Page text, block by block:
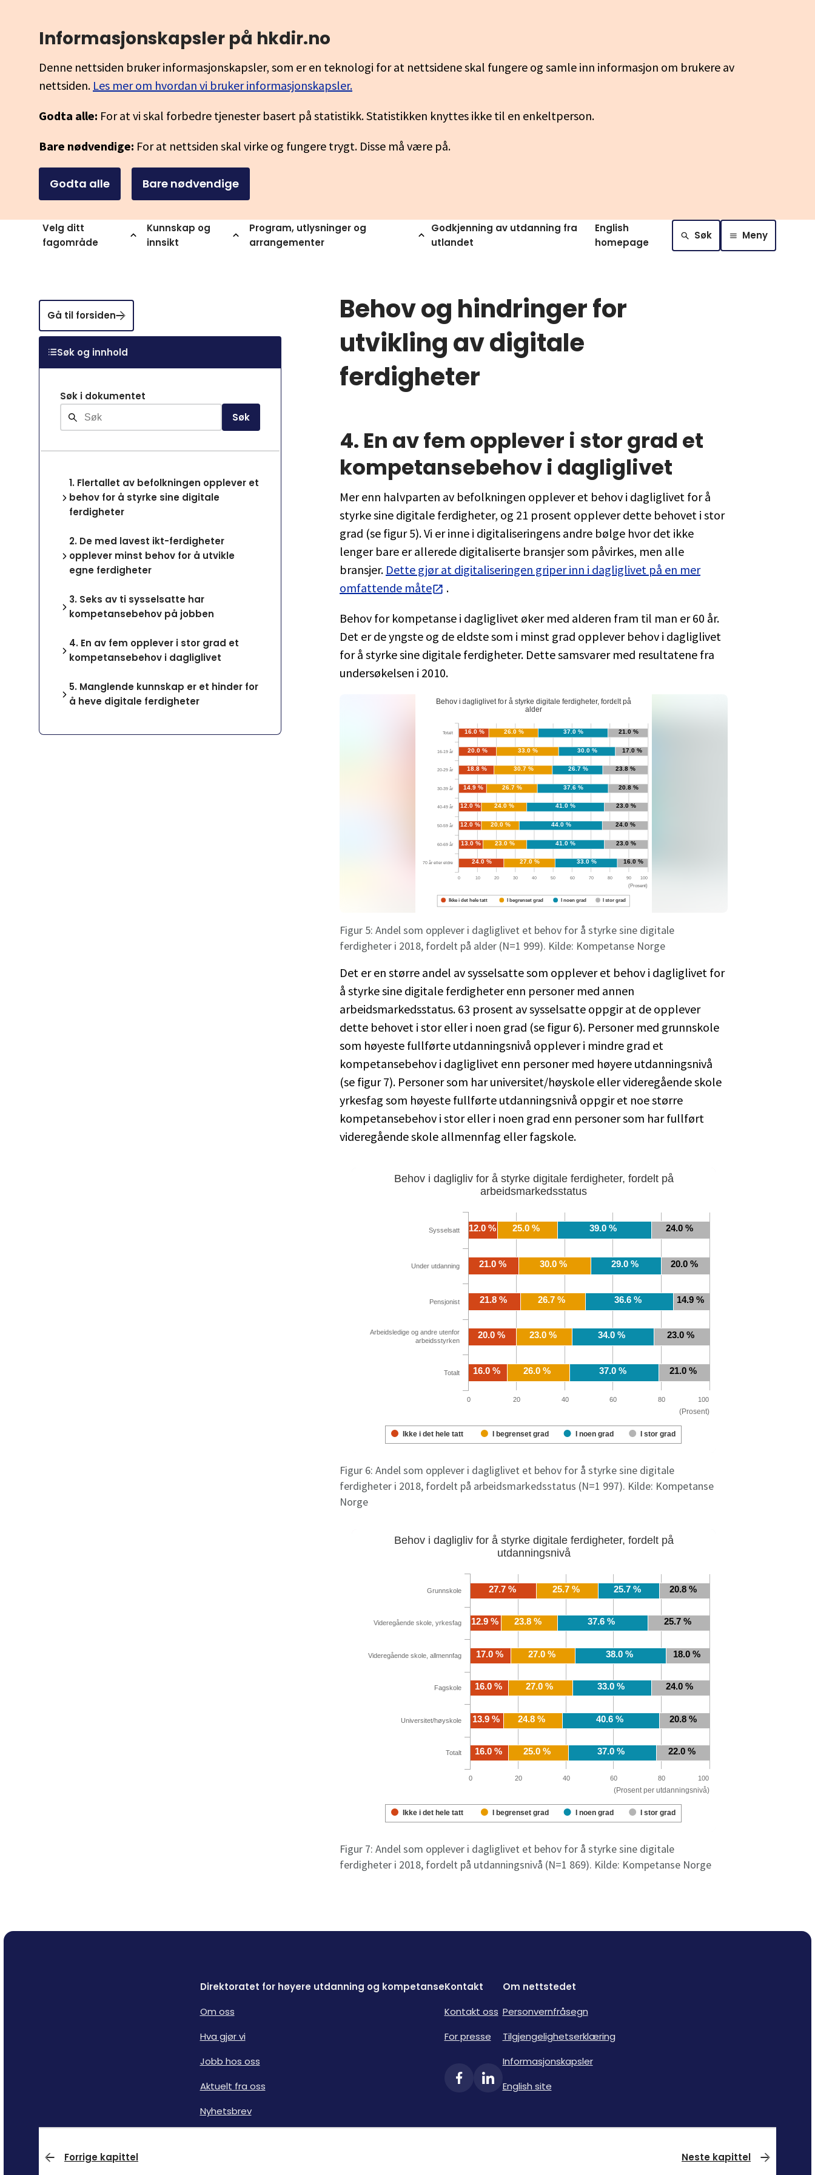
Informasjonskapsler på hkdir.no
Denne nettsiden bruker informasjonskapsler, som er en teknologi for at nettsidene skal fungere og samle inn informasjon om brukere av
nettsiden. Les mer om hvordan vi bruker informasjonskapsler.
Godta alle: For at vi skal forbedre tjenester basert på statistikk. Statistikken knyttes ikke til en enkeltperson.
Bare nødvendige: For at nettsiden skal virke og fungere trygt. Disse må være på.
Godta alle Bare nødvendige
Velg ditt
fagområde
Kunnskap og
innsikt
Program, utlysninger og
arrangementer
Godkjenning av utdanning fra
utlandet
English
homepage
Søk Meny
Gå til forsiden
Søk og innhold
Søk i dokumentet
Søk
1. Flertallet av befolkningen opplever et
behov for å styrke sine digitale
ferdigheter
2. De med lavest ikt-ferdigheter
opplever minst behov for å utvikle
egne ferdigheter
3. Seks av ti sysselsatte har
kompetansebehov på jobben
4. En av fem opplever i stor grad et
kompetansebehov i dagliglivet
5. Manglende kunnskap er et hinder for
å heve digitale ferdigheter
Behov og hindringer for
utvikling av digitale
ferdigheter
4. En av fem opplever i stor grad et
kompetansebehov i dagliglivet
Mer enn halvparten av befolkningen opplever et behov i dagliglivet for å
styrke sine digitale ferdigheter, og 21 prosent opplever dette behovet i stor
grad (se figur 5). Vi er inne i digitaliseringens andre bølge hvor det ikke
lenger bare er allerede digitaliserte bransjer som påvirkes, men alle
bransjer. Dette gjør at digitaliseringen griper inn i dagliglivet på en mer
omfattende måte
.
Behov for kompetanse i dagliglivet øker med alderen fram til man er 60 år.
Det er de yngste og de eldste som i minst grad opplever behov i dagliglivet
for å styrke sine digitale ferdigheter. Dette samsvarer med resultatene fra
undersøkelsen i 2010.
Figur 5: Andel som opplever i dagliglivet et behov for å styrke sine digitale
ferdigheter i 2018, fordelt på alder (N=1 999). Kilde: Kompetanse Norge
Det er en større andel av sysselsatte som opplever et behov i dagliglivet for
å styrke sine digitale ferdigheter enn personer med annen
arbeidsmarkedsstatus. 63 prosent av sysselsatte oppgir at de opplever
dette behovet i stor eller i noen grad (se figur 6). Personer med grunnskole
som høyeste fullførte utdanningsnivå opplever i mindre grad et
kompetansebehov i dagliglivet enn personer med høyere utdanningsnivå
(se figur 7). Personer som har universitet/høyskole eller videregående skole
yrkesfag som høyeste fullførte utdanningsnivå oppgir et noe større
kompetansebehov i stor eller i noen grad enn personer som har fullført
videregående skole allmennfag eller fagskole.
Figur 6: Andel som opplever i dagliglivet et behov for å styrke sine digitale
ferdigheter i 2018, fordelt på arbeidsmarkedsstatus (N=1 997). Kilde: Kompetanse
Norge
Figur 7: Andel som opplever i dagliglivet et behov for å styrke sine digitale
ferdigheter i 2018, fordelt på utdanningsnivå (N=1 869). Kilde: Kompetanse Norge
Forrige kapittel Neste kapittel
Direktoratet for høyere utdanning og kompetanse
Om oss
Hva gjør vi
Jobb hos oss
Aktuelt fra oss
Nyhetsbrev
Kontakt
Kontakt oss
For presse
Om nettstedet
Personvernfråsegn
Tilgjengelighetserklæring
Informasjonskapsler
English site